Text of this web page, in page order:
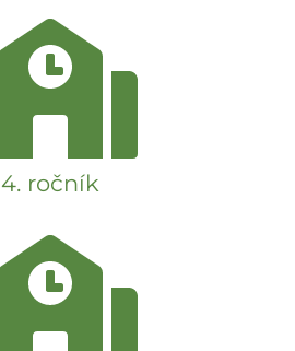
4. ročník